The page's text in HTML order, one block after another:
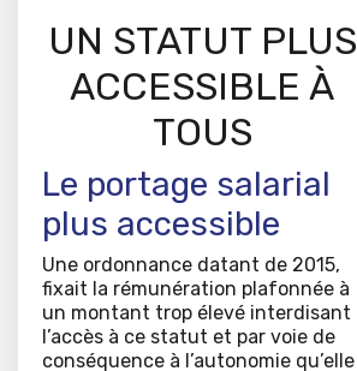
UN STATUT PLUS
ACCESSIBLE À
TOUS
Le portage salarial
plus accessible
Une ordonnance datant de 2015,
fixait la rémunération plafonnée à
un montant trop élevé interdisant
l’accès à ce statut et par voie de
conséquence à l’autonomie qu’elle